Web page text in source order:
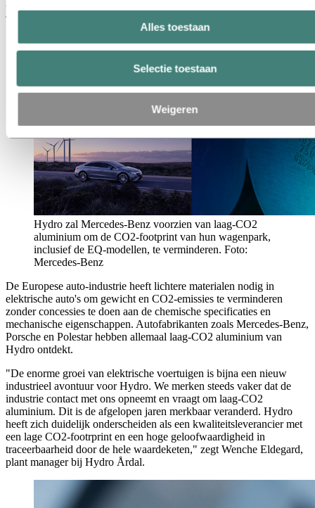
Alles toestaan
Selectie toestaan
Weigeren
van de Raad van Bestuur van Mercedes-Benz Group AG, Chief
Technology Officer, Ontwikkeling & Inkoop.
Hydro zal Mercedes-Benz voorzien van laag-CO2
aluminium om de CO2-footprint van hun wagenpark,
inclusief de EQ-modellen, te verminderen. Foto:
Mercedes-Benz
De Europese auto-industrie heeft lichtere materialen nodig in
elektrische auto's om gewicht en CO2-emissies te verminderen
zonder concessies te doen aan de chemische specificaties en
mechanische eigenschappen. Autofabrikanten zoals Mercedes-Benz,
Porsche en Polestar hebben allemaal laag-CO2 aluminium van
Hydro ontdekt.
"De enorme groei van elektrische voertuigen is bijna een nieuw
industrieel avontuur voor Hydro. We merken steeds vaker dat de
industrie contact met ons opneemt en vraagt om laag-CO2
aluminium. Dit is de afgelopen jaren merkbaar veranderd. Hydro
heeft zich duidelijk onderscheiden als een kwaliteitsleverancier met
een lage CO2-footrprint en een hoge geloofwaardigheid in
traceerbaarheid door de hele waardeketen," zegt Wenche Eldegard,
plant manager bij Hydro Årdal.